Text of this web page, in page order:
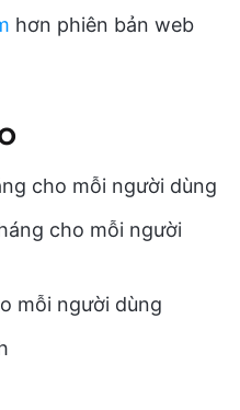
hơn phiên bản web
cho mỗi người dùng
cho mỗi người
mỗi người dùng